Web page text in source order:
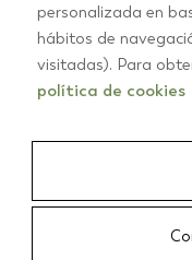
ANTIC PASTELS
+10
JAZZ
personalizada en
hábitos de
visitadas). Para
política de cookies